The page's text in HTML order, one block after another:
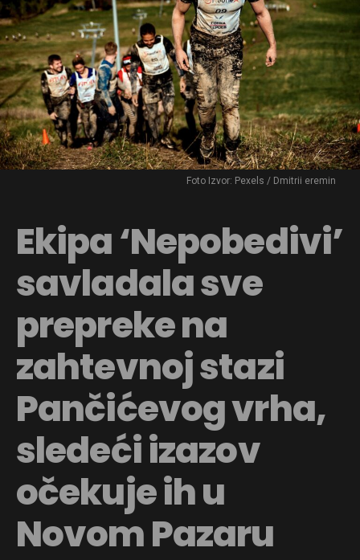
Foto Izvor: Pexels / Dmitrii eremin
Ekipa ‘Nepobedivi’
savladala sve
prepreke na
zahtevnoj stazi
Pančićevog vrha,
sledeći izazov
očekuje ih u
Novom Pazaru